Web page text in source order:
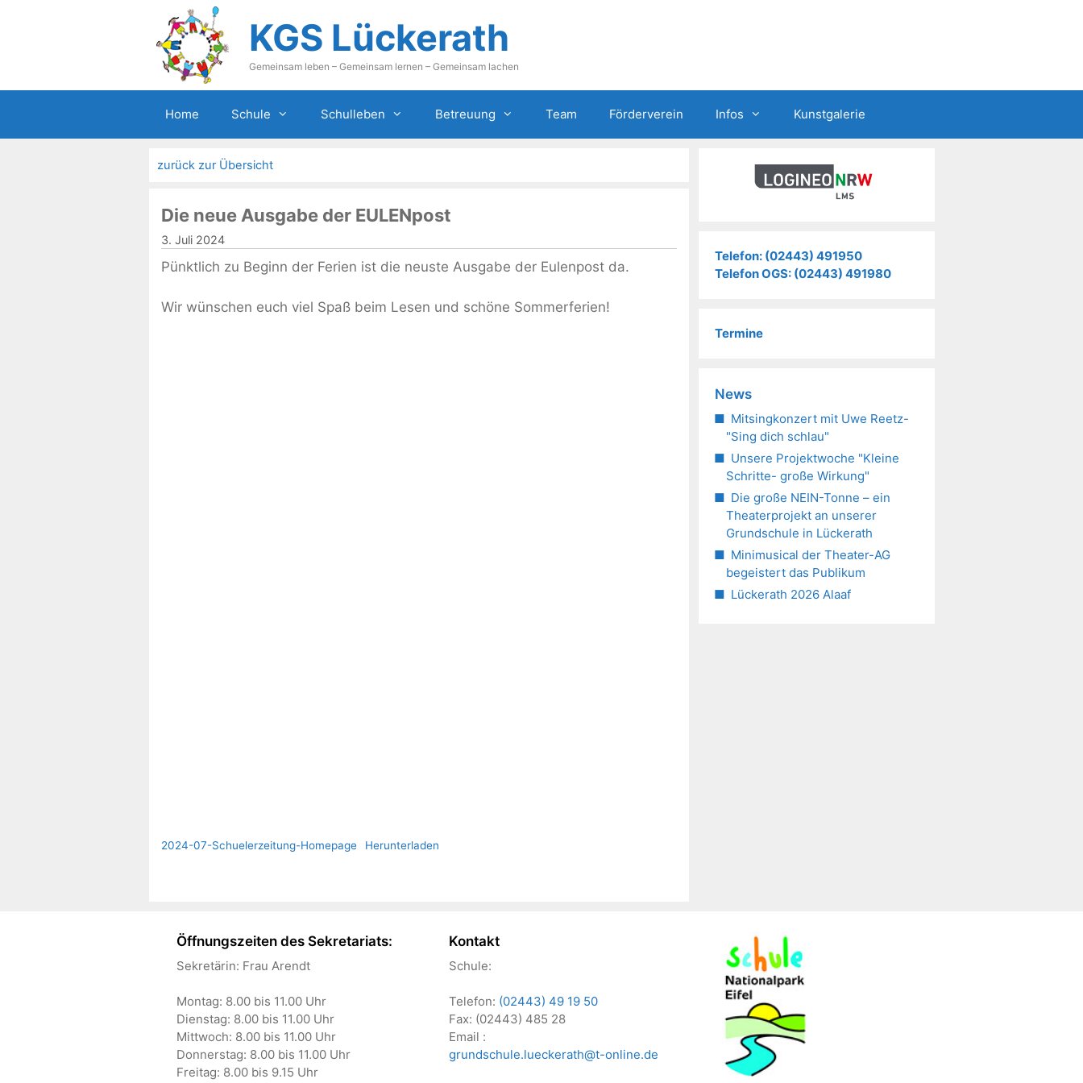
KGS Lückerath
Gemeinsam leben – Gemeinsam lernen – Gemeinsam lachen
Home Schule Schulleben Betreuung Team Förderverein Infos Kunstgalerie
zurück zur Übersicht
Die neue Ausgabe der EULENpost
3. Juli 2024
Pünktlich zu Beginn der Ferien ist die neuste Ausgabe der Eulenpost da.
Wir wünschen euch viel Spaß beim Lesen und schöne Sommerferien!
2024-07-Schuelerzeitung-Homepage Herunterladen
Telefon: (02443) 491950
Telefon OGS: (02443) 491980
Termine
News
Mitsingkonzert mit Uwe Reetz-
"Sing dich schlau"
Unsere Projektwoche "Kleine
Schritte- große Wirkung"
Die große NEIN-Tonne – ein
Theaterprojekt an unserer
Grundschule in Lückerath
Minimusical der Theater-AG
begeistert das Publikum
Lückerath 2026 Alaaf
Öffnungszeiten des Sekretariats:
Sekretärin: Frau Arendt
Montag: 8.00 bis 11.00 Uhr
Dienstag: 8.00 bis 11.00 Uhr
Mittwoch: 8.00 bis 11.00 Uhr
Donnerstag: 8.00 bis 11.00 Uhr
Freitag: 8.00 bis 9.15 Uhr
Kontakt
Schule:
Telefon: (02443) 49 19 50
Fax: (02443) 485 28
Email :
grundschule.lueckerath@t-online.de